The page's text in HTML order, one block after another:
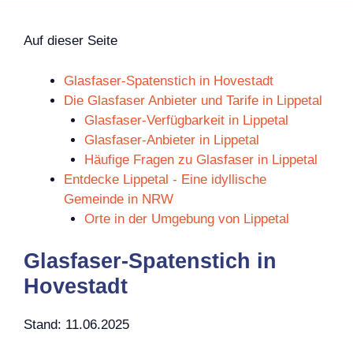
Auf dieser Seite
Glasfaser-Spatenstich in Hovestadt
Die Glasfaser Anbieter und Tarife in Lippetal
Glasfaser-Verfügbarkeit in Lippetal
Glasfaser-Anbieter in Lippetal
Häufige Fragen zu Glasfaser in Lippetal
Entdecke Lippetal - Eine idyllische
Gemeinde in NRW
Orte in der Umgebung von Lippetal
Glasfaser-Spatenstich in
Hovestadt
Stand: 11.06.2025